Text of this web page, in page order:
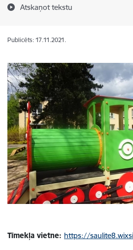
Atskaņot tekstu
Publicēts: 17.11.2021.
Tīmekļa vietne: https://